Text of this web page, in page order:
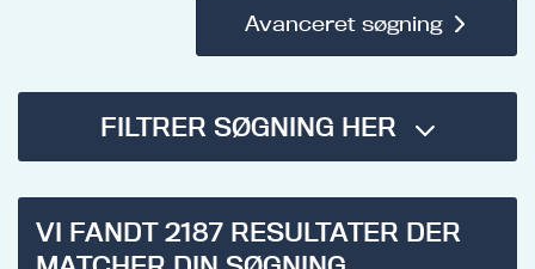
samt
filtrerer
disse
Avanceret søgning
Indeholder
at
præcisere
FILTRER SØGNING HER
VI FANDT2187 RESULTATER DER